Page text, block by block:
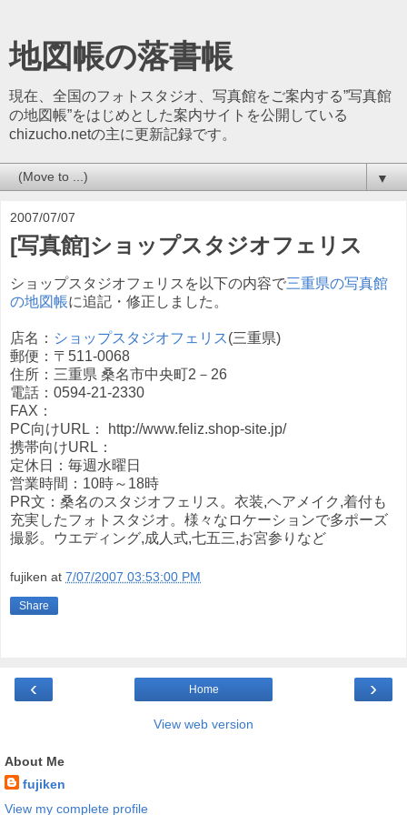
地図帳の落書帳
現在、全国のフォトスタジオ、写真館をご案内する”写真館
の地図帳”をはじめとした案内サイトを公開している
chizucho.netの主に更新記録です。
▼
2007/07/07
[写真館]ショップスタジオフェリス
ショップスタジオフェリスを以下の内容で三重県の写真館
の地図帳に追記・修正しました。
店名： ショップスタジオフェリス(三重県)
郵便：〒511-0068
住所：三重県 桑名市中央町2－26
電話：0594-21-2330
FAX：
PC向けURL： http://www.feliz.shop-site.jp/
携帯向けURL：
定休日：毎週水曜日
営業時間：10時～18時
PR文：桑名のスタジオフェリス。衣装,ヘアメイク,着付も
充実したフォトスタジオ。様々なロケーションで多ポーズ
撮影。ウエディング,成人式,七五三,お宮参りなど
fujiken at 7/07/2007 03:53:00 PM
Share
‹ ›
Home
View web version
About Me
fujiken
View my complete profile